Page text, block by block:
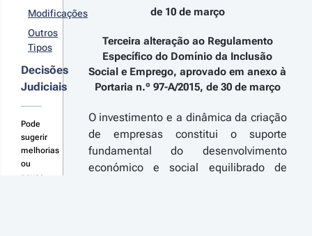
2018 - 1.ª
alteração
de
ao
pela
n.º
2017, de 10 de
detalhes das
01-02
Modificações
Outros
Tipos
Decisões
Judiciais
Pode
sugerir
melhorias
ou
novas
de 10 de março
Terceira alteração ao Regulamento
Específico do Domínio da Inclusão
Social e Emprego, aprovado em anexo à
Portaria n.º 97-A/2015, de 30 de março
O investimento e a dinâmica da criação
de empresas constitui o suporte
fundamental do desenvolvimento
económico e social equilibrado de